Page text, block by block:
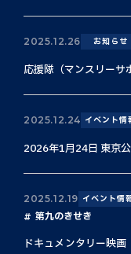
2025.12.26 お知らせ
応援隊（マンスリーサ
2025.12.24 イベント情
2026年1月24日 東京
2025.12.19 イベント情
第九のきせき
ドキュメンタリー映